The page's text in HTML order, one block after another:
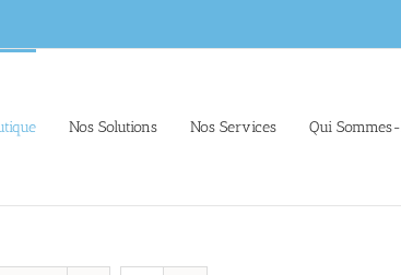
Nos Solutions Nos Services Qui